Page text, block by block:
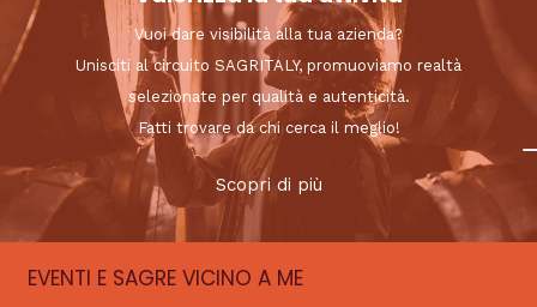
Vuoi dare visibilità alla tua azienda?
Unisciti al circuito SAGRITALY, promuoviamo realtà
selezionate per qualità e autenticità.
Fatti trovare da chi cerca il meglio!
Scopri di più
EVENTI E SAGRE VICINO A ME